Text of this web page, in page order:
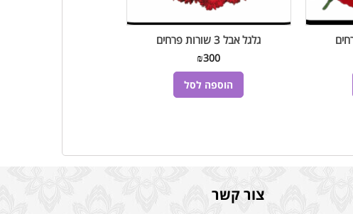
גלגל אבל 3 שורות פרחים
₪300
הוספה לסל
צור קשר